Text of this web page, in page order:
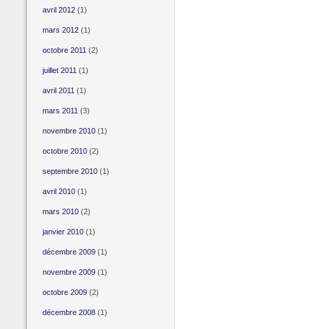
avril 2012(1)
mars 2012(1)
octobre 2011 (2)
juillet 2011 (1)
avril 2011 (1)
mars 2011 (3)
novembre 2010(1)
octobre 2010(2)
septembre 2010(1)
avril 2010(1)
mars 2010(2)
janvier 2010(1)
décembre 2009(1)
novembre 2009(1)
octobre 2009(2)
décembre 2008(1)